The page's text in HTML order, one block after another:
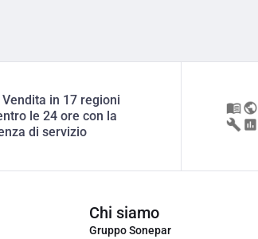
in 17 regioni
le 24 ore con la
di servizio
Chi siamo
Gruppo Sonepar